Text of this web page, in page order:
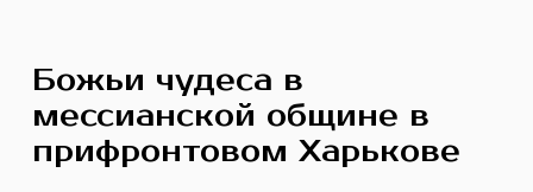
Божьи чудеса в
мессианской общине в
прифронтовом Харькове